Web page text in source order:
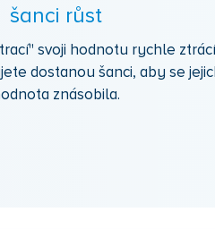
šanci růst
svoji hodnotu rychle
dostanou šanci, aby se
znásobila.